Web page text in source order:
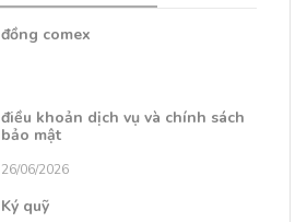
đồng comex
điều khoản dịch vụ và chính sách
bảo mật
26/06/2026
Ký quỹ